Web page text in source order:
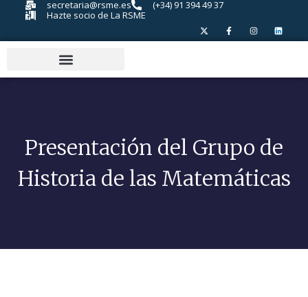
secretaria@rsme.es
(+34) 91 394 49 37
Hazte socio de La RSME
Presentación del Grupo de
Historia de las Matemáticas